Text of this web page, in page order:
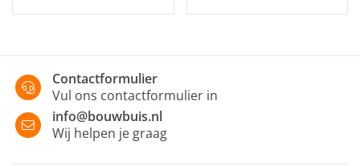
Contactformulier
Vul ons contactformulier in
info@bouwbuis.nl
Wij helpen je graag